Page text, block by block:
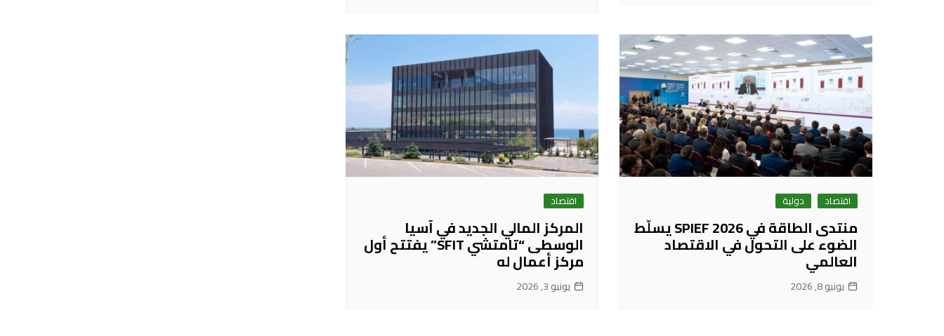
اقتصاد دولية
منتدى الطاقة في SPIEF 2026 يسلّط
الضوء على التحول في الاقتصاد
العالمي
يونيو 8, 2026
اقتصاد
المركز المالي الجديد في آسيا
الوسطى “تامتشي SFIT” يفتتح أول
مركز أعمال له
يونيو 3, 2026